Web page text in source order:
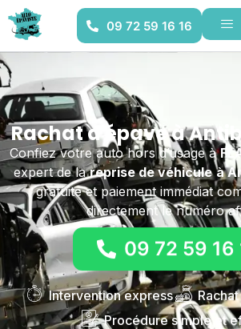
09 72 59 16 16
Rachat d'épave à
Confiez votre auto hors d’usage à
expert de lareprise de véhicule à
gratuite et paiement immédiat
directement le numéro
09 72 59 16
Intervention express
Procédure simple et